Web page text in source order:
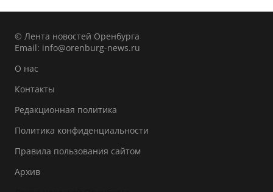
© Лента новостей Оренбурга
Email: info@orenburg-news.ru
О нас
Контакты
Редакционная политика
Политика конфиденциальности
Правила пользования сайтом
Архив